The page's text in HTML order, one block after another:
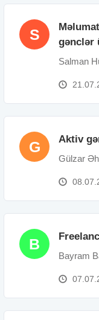
S
gənclər
Salman
G Aktiv
Gülzar
B
Bayram